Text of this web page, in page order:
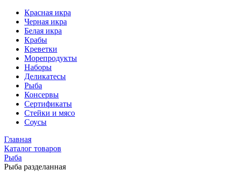
Красная икра
Черная икра
Белая икра
Крабы
Креветки
Морепродукты
Наборы
Деликатесы
Рыба
Консервы
Сертификаты
Стейки и мясо
Соусы
Главная
Каталог товаров
Рыба
Рыба разделанная